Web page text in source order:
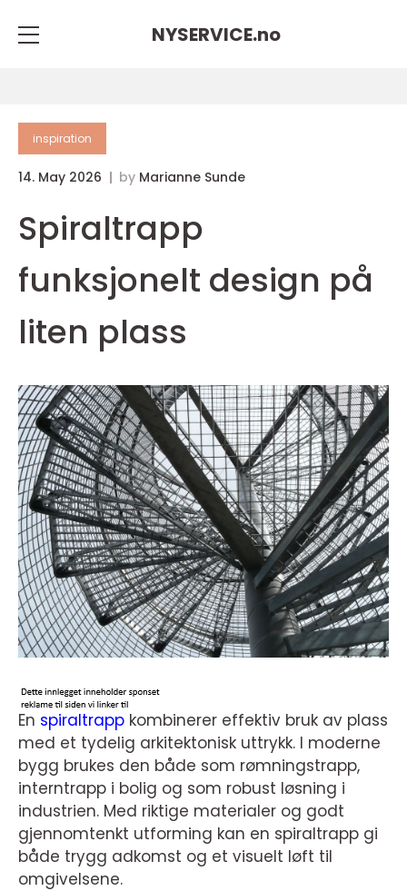
NYSERVICE.no
inspiration
14. May 2026 by Marianne Sunde
Spiraltrapp
funksjonelt design på
liten plass
En spiraltrapp kombinerer effektiv bruk av plass
med et tydelig arkitektonisk uttrykk. I moderne
bygg brukes den både som rømningstrapp,
interntrapp i bolig og som robust løsning i
industrien. Med riktige materialer og godt
gjennomtenkt utforming kan en spiraltrapp gi
både trygg adkomst og et visuelt løft til
omgivelsene.